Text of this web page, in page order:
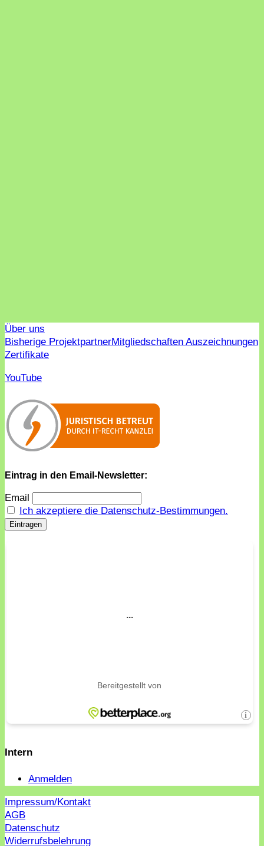
Über uns
Bisherige ProjektpartnerMitgliedschaften Auszeichnungen
Zertifikate
YouTube
Eintrag in den Email-Newsletter:
Email
Ich akzeptiere die Datenschutz-Bestimmungen.
Intern
Anmelden
Impressum/Kontakt
AGB
Datenschutz
Widerrufsbelehrung